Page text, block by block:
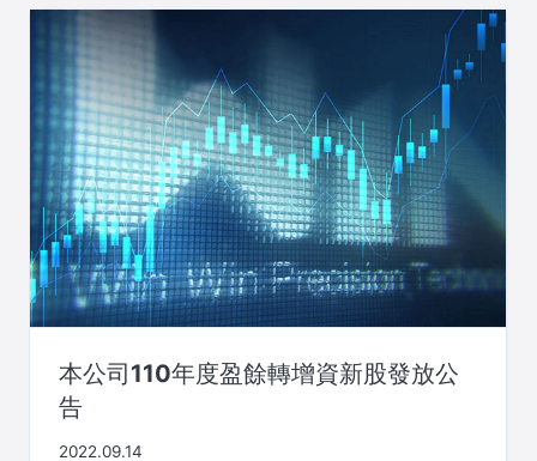
本公司110年度盈餘轉增資新股發放公
告
2022.09.14